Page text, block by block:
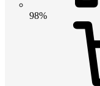
98%